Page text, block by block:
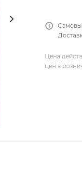
Цена
цен в